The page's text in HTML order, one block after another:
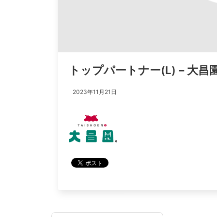
トップパートナー(L) – 大昌
2023年11月21日